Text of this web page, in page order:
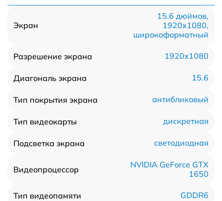
Экран
15.6 дюймов,
1920x1080,
широкоформатный
Разрешение экрана 1920x1080
Диагональ экрана 15.6
Тип покрытия экрана антибликовый
Тип видеокарты дискретная
Подсветка экрана светодиодная
Видеопроцессор
NVIDIA GeForce GTX
1650
Тип видеопамяти GDDR6